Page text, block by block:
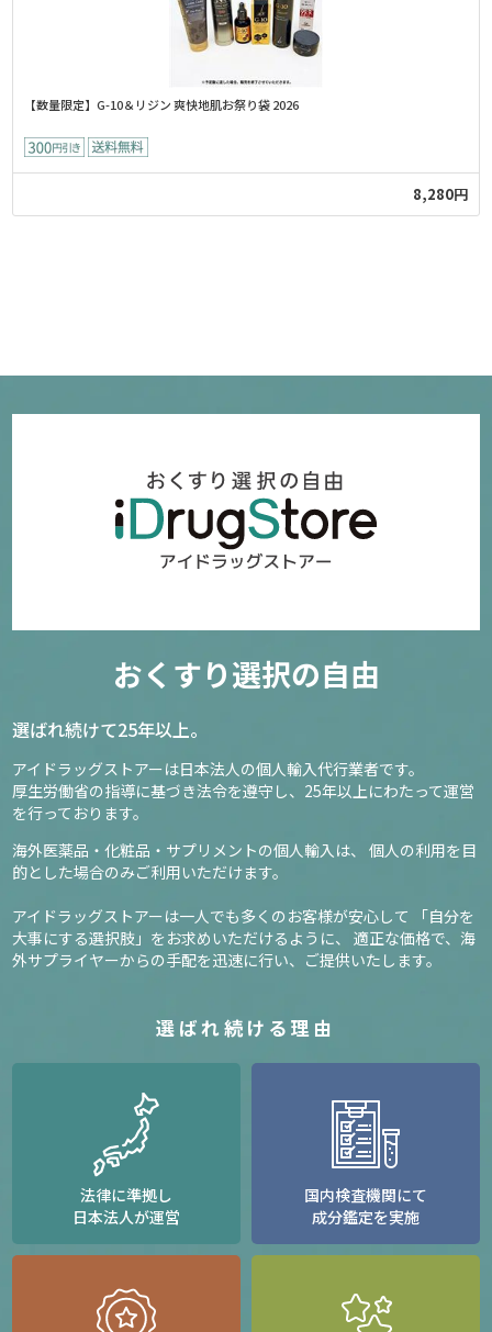
【数量限定】G-10＆リジン 爽快地肌お祭り袋 2026
8,280円
おくすり選択の自由
選ばれ続けて25年以上。
アイドラッグストアーは日本法人の個人輸入代行業者です。
厚生労働省の指導に基づき法令を遵守し、 25年以上にわたって運営
を行っております。
海外医薬品・化粧品・サプリメントの個人輸入は、
個人の利用を目
的とした場合のみご利用いただけます。
アイドラッグストアーは一人でも多くのお客様が安心して
「自分を
大事にする選択肢」をお求めいただけるように、
適正な価格で、海
外サプライヤーからの手配を迅速に行い、ご提供いたします。
選ばれ続ける理由
法律に準拠し
日本法人が運営
国内検査機関にて
成分鑑定を実施